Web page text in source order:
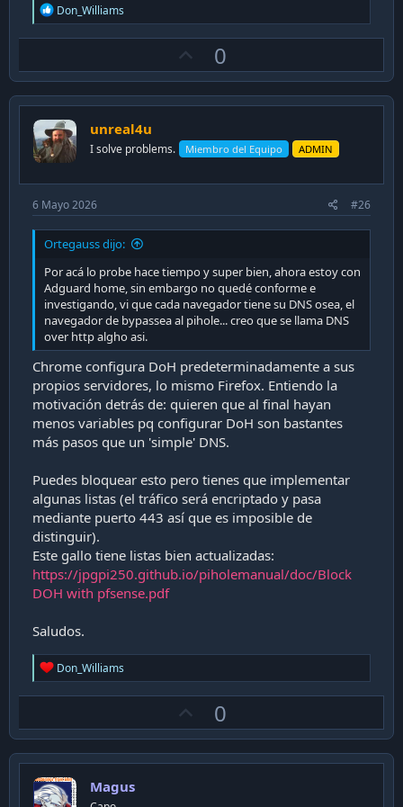
R
e
a
i
o
n
s
:
Don_Williams
p
v
t
e
0
unreal4u
I solve problems. Miembro del Equipo ADMIN
6 Mayo 2026 #26
Ortegauss dijo:
Por acá lo probe hace tiempo y super bien, ahora estoy con
Adguard home, sin embargo no quedé conforme e
investigando, vi que cada navegador tiene su DNS osea, el
navegador de bypassea al pihole... creo que se llama DNS
over http algho asi.
Chrome configura DoH predeterminadamente a sus
propios servidores, lo mismo Firefox. Entiendo la
motivación detrás de: quieren que al final hayan
menos variables pq configurar DoH son bastantes
más pasos que un 'simple' DNS.
Puedes bloquear esto pero tienes que implementar
algunas listas (el tráfico será encriptado y pasa
mediante puerto 443 así que es imposible de
distinguir).
Este gallo tiene listas bien actualizadas:
https://jpgpi250.github.io/piholemanual/doc/Block
DOH with pfsense.pdf
Saludos.
R
e
a
i
o
n
s
:
Don_Williams
p
v
0
Magus